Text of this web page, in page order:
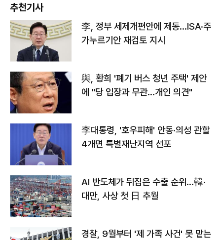
추천기사
李, 정부 세제개편안에 제동…ISA·주
가누르기안 재검토 지시
與, 황희 '폐기 버스 청년 주택' 제안
에 "당 입장과 무관…개인 의견"
李대통령, '호우피해' 안동·의성 관할
4개면 특별재난지역 선포
AI 반도체가 뒤집은 수출 순위…韓·
대만, 사상 첫 日 추월
경찰, 9월부터 '제 가족 사건' 못 맡는